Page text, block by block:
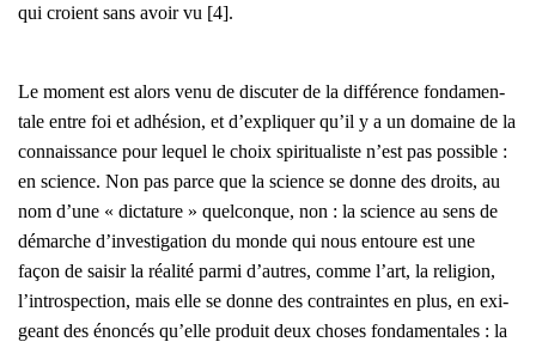
qui croient sans avoir vu [4].
Le moment est alors venu de dis­cu­ter de la dif­fé­rence fon­da­men­
tale entre foi et adhé­sion, et d’expliquer qu’il y a un domaine de la
connais­sance pour lequel le choix spi­ri­tua­liste n’est pas pos­sible :
en science. Non pas parce que la science se donne des droits, au
nom d’une « dic­ta­ture » quel­conque, non : la science au sens de
démarche d’investigation du monde qui nous entoure est une
façon de sai­sir la réa­li­té par­mi d’autres, comme l’art, la reli­gion,
l’introspection, mais elle se donne des contraintes en plus, en exi­
geant des énon­cés qu’elle pro­duit deux choses fon­da­men­tales : la